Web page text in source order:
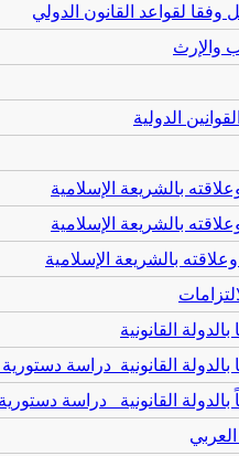
لقواعد القانون الدولي
والإرث
الدولية
بالشريعة الإسلامية
بالشريعة الإسلامية
بالشريعة الإسلامية
القانونية
بالدولة القانونية_دراسة
بالدولة القانونية_ دراسة